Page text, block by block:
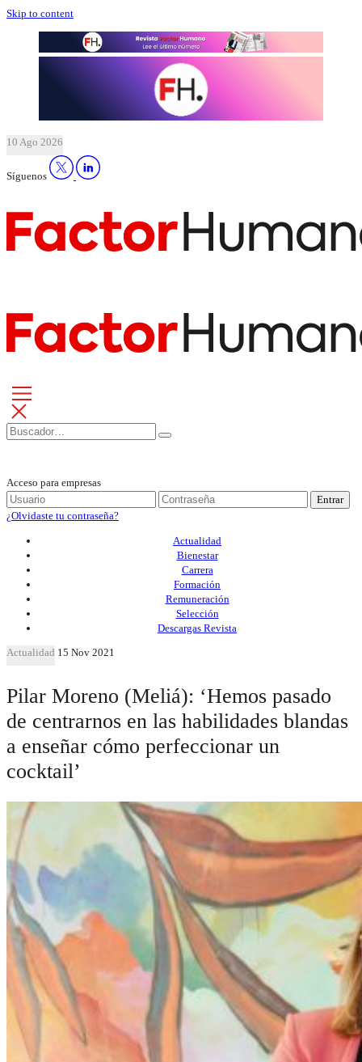
Skip to content
10 Ago 2026
Síguenos
Acceso para empresas
Entrar
¿Olvidaste tu contraseña?
Actualidad
Bienestar
Carrera
Formación
Remuneración
Selección
Descargas Revista
Actualidad 15 Nov 2021
Pilar Moreno (Meliá): ‘Hemos pasado
de centrarnos en las habilidades blandas
a enseñar cómo perfeccionar un
cocktail’